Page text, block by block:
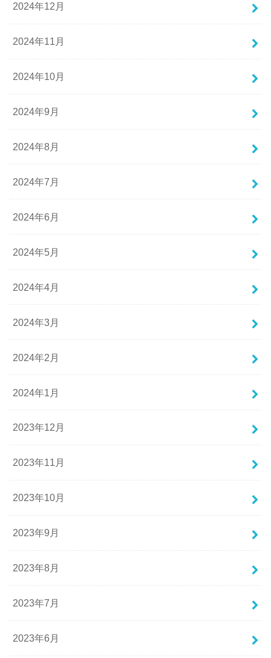
2024年12月
2024年11月
2024年10月
2024年9月
2024年8月
2024年7月
2024年6月
2024年5月
2024年4月
2024年3月
2024年2月
2024年1月
2023年12月
2023年11月
2023年10月
2023年9月
2023年8月
2023年7月
2023年6月